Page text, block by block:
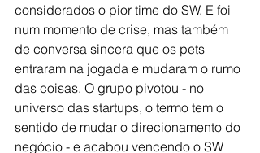
considerados o pior time do SW. E foi
num momento de crise, mas também
de conversa sincera que os pets
entraram na jogada e mudaram o rumo
das coisas. O grupo pivotou - no
universo das startups, o termo tem o
sentido de mudar o direcionamento do
negócio - e acabou vencendo o SW